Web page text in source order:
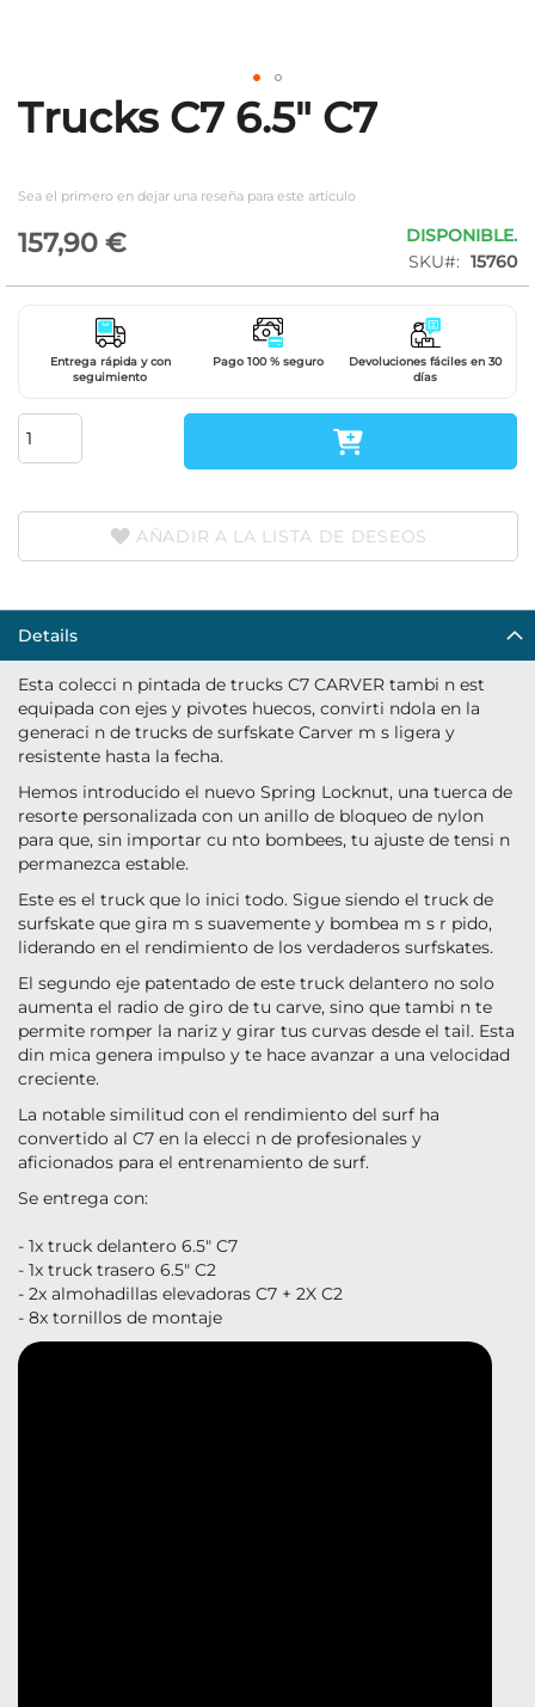
Saltar
al
la
de
Trucks C7 6.5" C7
Sea el primero en dejar una reseña para este artículo
157,90 €
DISPONIBLE.
SKU
15760
Entrega rápida y con
seguimiento
Pago 100 % seguro
Devoluciones fáciles en 30
días
AÑADIR A LA LISTA DE DESEOS
Details
Esta colecci n pintada de trucks C7 CARVER tambi n est
equipada con ejes y pivotes huecos, convirti ndola en la
generaci n de trucks de surfskate Carver m s ligera y
resistente hasta la fecha.
Hemos introducido el nuevo Spring Locknut, una tuerca de
resorte personalizada con un anillo de bloqueo de nylon
para que, sin importar cu nto bombees, tu ajuste de tensi n
permanezca estable.
Este es el truck que lo inici todo. Sigue siendo el truck de
surfskate que gira m s suavemente y bombea m s r pido,
liderando en el rendimiento de los verdaderos surfskates.
El segundo eje patentado de este truck delantero no solo
aumenta el radio de giro de tu carve, sino que tambi n te
permite romper la nariz y girar tus curvas desde el tail. Esta
din mica genera impulso y te hace avanzar a una velocidad
creciente.
La notable similitud con el rendimiento del surf ha
convertido al C7 en la elecci n de profesionales y
aficionados para el entrenamiento de surf.
Se entrega con:
- 1x truck delantero 6.5" C7
- 1x truck trasero 6.5" C2
- 2x almohadillas elevadoras C7 + 2X C2
- 8x tornillos de montaje